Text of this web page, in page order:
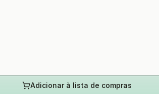
Adicionar à lista de compras